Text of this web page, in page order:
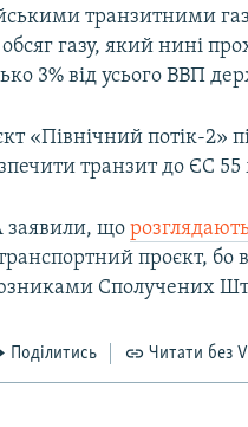
транзитними
газу, який нині
3% від усього ВВП
«Північний потік-2»
транзит до ЄС 55
що
проєкт, бо
Сполучених
Поділитись Читати без